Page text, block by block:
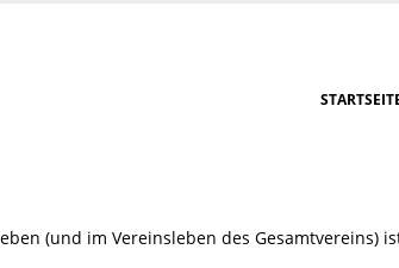
(und im Vereinsleben des Gesamtvereins)